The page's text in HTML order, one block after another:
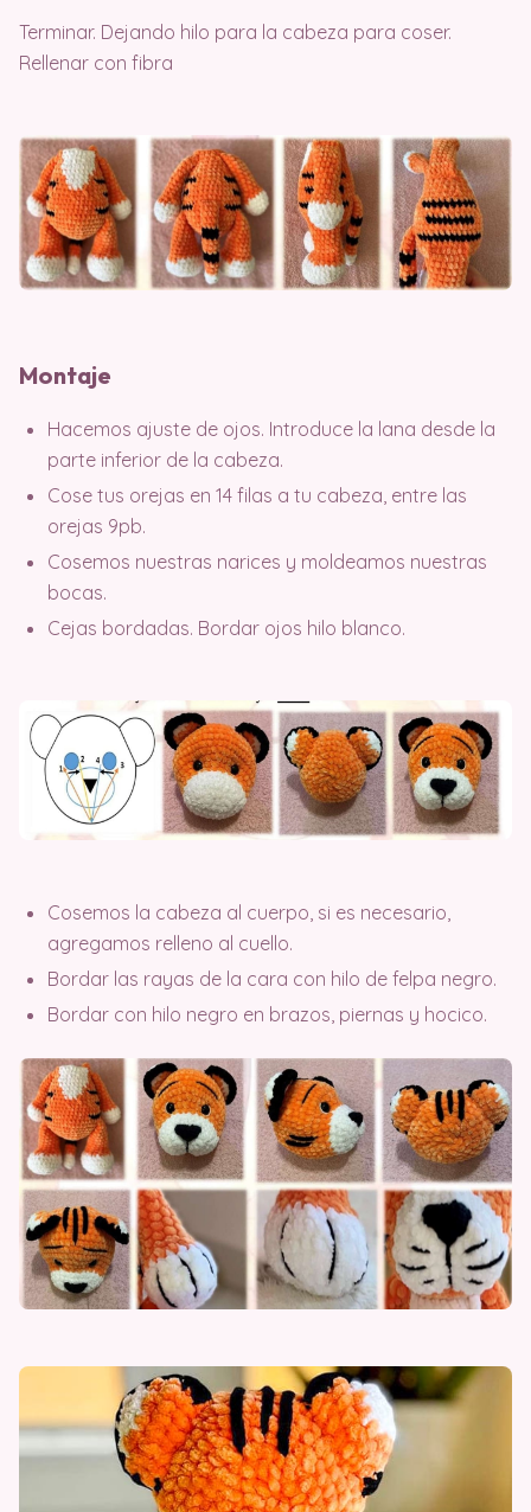
Terminar. Dejando hilo para la cabeza para coser.
Rellenar con fibra
Montaje
Hacemos ajuste de ojos. Introduce la lana desde la
parte inferior de la cabeza.
Cose tus orejas en 14 filas a tu cabeza, entre las
orejas 9pb.
Cosemos nuestras narices y moldeamos nuestras
bocas.
Cejas bordadas. Bordar ojos hilo blanco.
Cosemos la cabeza al cuerpo, si es necesario,
agregamos relleno al cuello.
Bordar las rayas de la cara con hilo de felpa negro.
Bordar con hilo negro en brazos, piernas y hocico.